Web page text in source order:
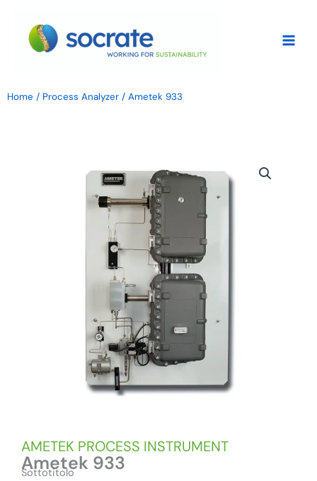
contenuto
Home / Process Analyzer / Ametek 933
AMETEK PROCESS INSTRUMENT
Ametek 933
Sottotitolo